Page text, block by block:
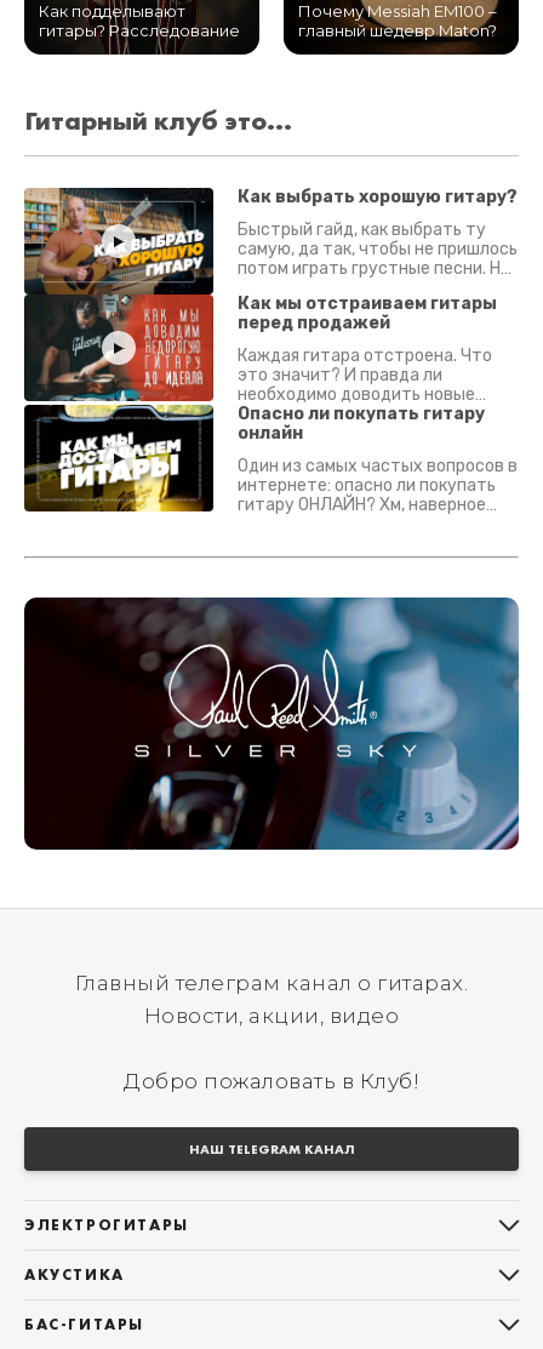
Как подделывают
гитары? Расследование
Почему Messiah EM100 –
главный шедевр Maton?
Гитарный клуб это...
Как выбрать хорошую гитару?
Быстрый гайд, как выбрать ту
самую, да так, чтобы не пришлось
потом играть грустные песни. На
Как мы отстраиваем гитары
перед продажей
Каждая гитара отстроена. Что
это значит? И правда ли
необходимо доводить новые
гитары? Если кратко - да.
Подробно - в видео :)
Опасно ли покупать гитару
онлайн
Один из самых частых вопросов в
интернете: опасно ли покупать
гитару ОНЛАЙН? Хм, наверное
застрахован. Случись что -
Главный телеграм канал о гитарах.
Новости, акции, видео
Добро пожаловать в Клуб!
НАШ TELEGRAM КАНАЛ
ЭЛЕКТРОГИТАРЫ
Telecaster
АКУСТИКА
БАС-ГИТАРЫ